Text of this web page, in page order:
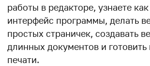
работы в редакторе, узнаете
интерфейс программы, делать
простых страничек, создавать
длинных документов и готовить
печати.